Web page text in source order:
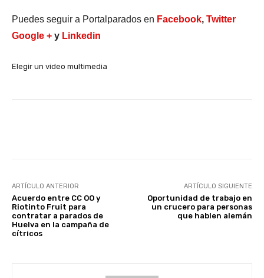
Puedes seguir a Portalparados en Facebook, Twitter
Google + y Linkedin
Elegir un video multimedia
ARTÍCULO ANTERIOR
Acuerdo entre CC OO y
Riotinto Fruit para
contratar a parados de
Huelva en la campaña de
cítricos
ARTÍCULO SIGUIENTE
Oportunidad de trabajo en
un crucero para personas
que hablen alemán